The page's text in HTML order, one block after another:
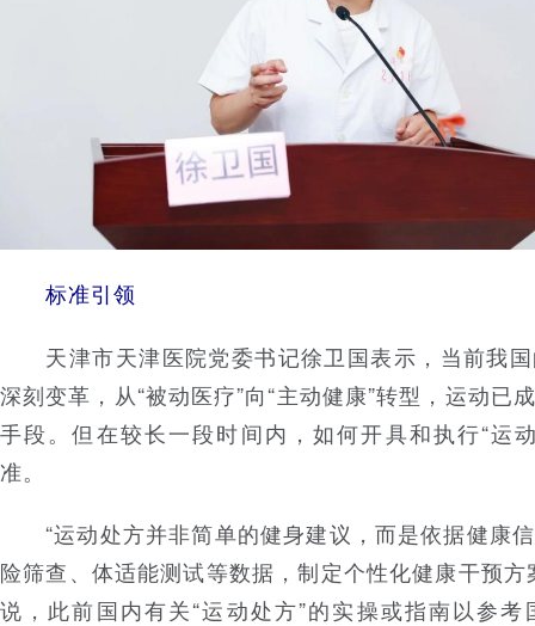
标准引领
天津市天津医院党委书记徐卫国表示，当前我国
深刻变革，从“被动医疗”向“主动健康”转型，运动已
手段。但在较长一段时间内，如何开具和执行“运
准。
“运动处方并非简单的健身建议，而是依据健康
险筛查、体适能测试等数据，制定个性化健康干预
说，此前国内有关“运动处方”的实操或指南以参